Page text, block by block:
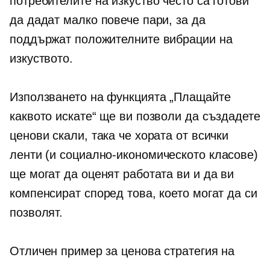
да дадат малко повече пари, за да
поддържат положителните вибрации на
изкуството.
Използването на функцията „Плащайте
каквото искате“ ще ви позволи да създадете
ценови скали, така че хората от всички
ленти (исоциално-икономическотокласове)
ще могат да оценят работата ви и да ви
компенсират според това, което могат да си
позволят.
Отличен пример за ценова стратегия на